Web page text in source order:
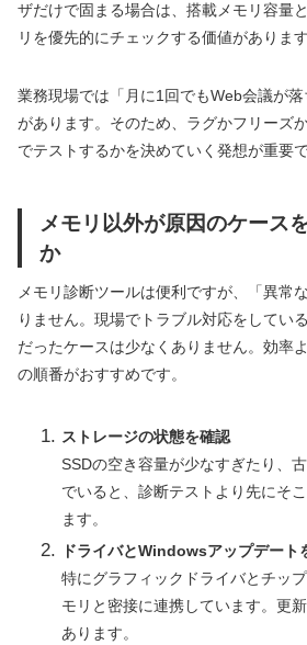
ザだけで固まる場合は、搭載メモリ容量
リを優先的にチェックする価値があります
業務現場では「月に1回でもWeb会議が
があります。そのため、ラグかフリーズ
でテストするかを決めていく発想が重要で
メモリ以外が原因のケース
か
メモリ診断ツールは便利ですが、「異常
りません。現場でトラブル対応をしてい
だったケースは少なくありません。効率
の順番がおすすめです。
ストレージの状態を確認
SSDの空き容量が少なすぎたり、
でいると、診断テストより先にそ
ます。
ドライバとWindowsアップデート
特にグラフィックドライバとチッ
モリと密接に連携しています。更
あります。